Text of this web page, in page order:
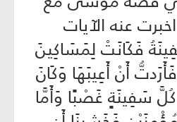
عنه الآيات
فَكَانَتْ لِمَسَاكِينَ
أَنْ أَعِيبَهَا وَكَانَ
سَفِينَةٍ غَصْبًا وَأَمَّا